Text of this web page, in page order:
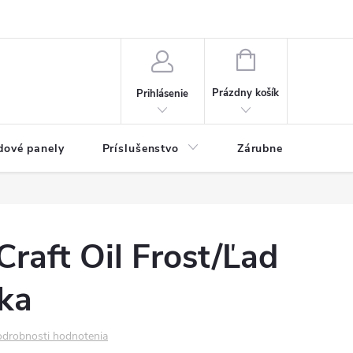
Prihlásenie
NÁKUPNÝ KOŠÍK
Prázdny košík
panely Príslušenstvo Zárubne
Oil Frost/Ľad
hodnotenia